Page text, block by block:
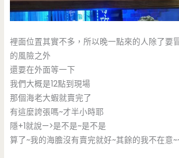
裡面位置其實不多，所以晚一點來的人除了要
的風險之外
還要在外面等一下
我們大概是12點到現場
那個海老大蝦就賣完了
有這麼誇張嗎~才半小時耶
隱+1就說—>是不是~是不是
算了~我的海膽沒有賣完就好~其餘的我不在意